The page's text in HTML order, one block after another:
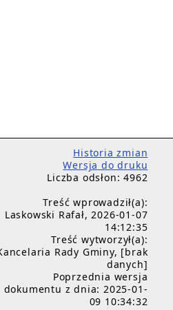
Historia zmian
Wersja do druku
Liczba odsłon: 4962
Treść wprowadził(a):
Laskowski Rafał, 2026-01-07
14:12:35
Treść wytworzył(a):
Rady Gminy, [brak
danych]
Poprzednia wersja
dokumentu z dnia: 2025-01-
09 10:34:32